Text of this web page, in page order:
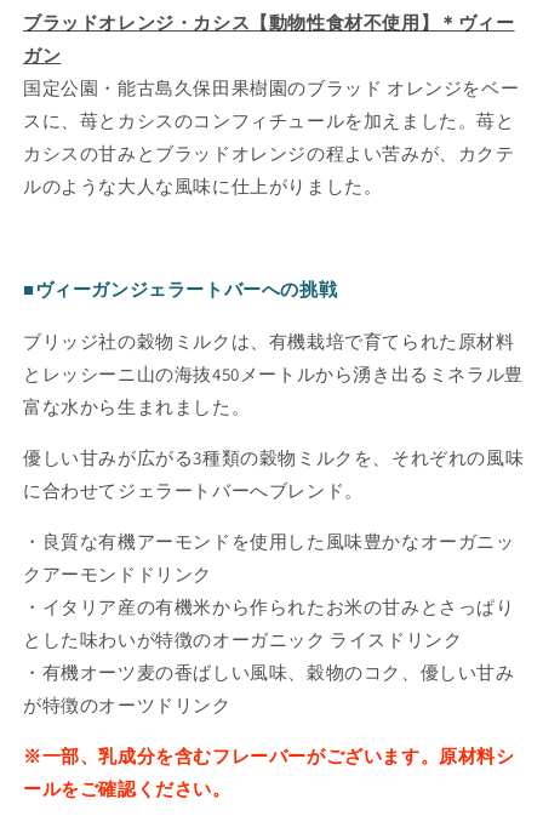
ブラッドオレンジ・カシス【動物性食材不使用】＊ヴィー
ガン
国定公園・能古島久保田果樹園のブラッド オレンジをベー
スに、苺とカシスのコンフィチュールを加えました。苺と
カシスの甘みとブラッドオレンジの程よい苦みが、カクテ
ルのような大人な風味に仕上がりました。
■ヴィーガンジェラートバーへの挑戦
ブリッジ社の穀物ミルクは、有機栽培で育てられた原材料
とレッシーニ山の海抜450メートルから湧き出るミネラル豊
富な水から生まれました。
優しい甘みが広がる3種類の穀物ミルクを、それぞれの風味
に合わせてジェラートバーへブレンド。
・良質な有機アーモンドを使用した風味豊かなオーガニッ
クアーモンドドリンク
・イタリア産の有機米から作られたお米の甘みとさっぱり
とした味わいが特徴のオーガニック ライスドリンク
・有機オーツ麦の香ばしい風味、穀物のコク、優しい甘み
が特徴のオーツドリンク
※一部、乳成分を含むフレーバーがございます。原材料シ
ールをご確認ください。